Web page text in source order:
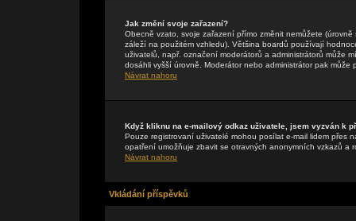
Jak změní svoje zařazení?
Obecně vzato, svoje zařazení přímo změnit nemůžete
záleží na použitém vzhledu). Většina boardů používají
uživatelů, např. označení moderátorů a administrátorů může
dosáhli vyšší úrovně. Moderátor nebo administrátor pak může
Návrat nahoru
Když kliknu na e-mailový odkaz uživatele, jsem vyzván k
Pouze registrovaní uživatelé mohou posílat e-mail lidem přes
opatření umožňuje zbavit se otravných anonymních vzkazů a
Návrat nahoru
Vkládání příspěvků